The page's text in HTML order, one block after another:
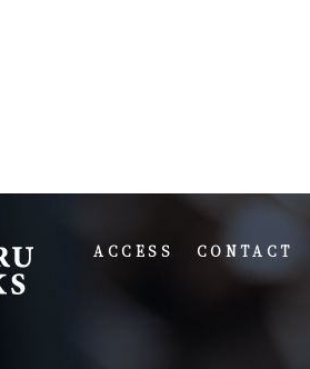
ACCESS CONTACT